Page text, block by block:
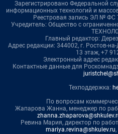
Зарегистрировано Федеральной
информационных технологий и
Реестровая запись ЭЛ № ФС
Учредитель: Общество с
Главный редактор:
Адрес редакции: 344002, г. Ростов-
13 этаж, +7
Электронный адрес
Контактные данные для
Техподдержка:
По вопросам
Жапарова Жанна, менеджер по
Ревина Мария, директор по
mariya.revina@shkulev.ru